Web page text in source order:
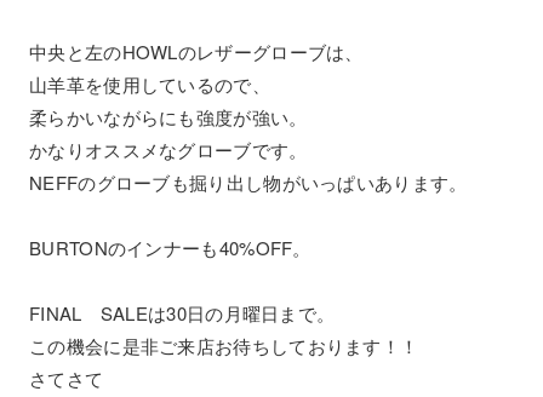
中央と左のHOWLのレザーグローブは、
山羊革を使用しているので、
柔らかいながらにも強度が強い。
かなりオススメなグローブです。
NEFFのグローブも掘り出し物がいっぱいあります。
BURTONのインナーも40%OFF。
FINAL SALEは30日の月曜日まで。
この機会に是非ご来店お待ちしております！！
さてさて